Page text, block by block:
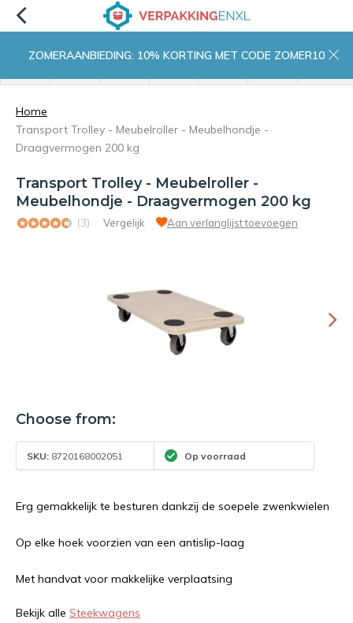
ZOMERAANBIEDING: 10% KORTING MET CODE ZOMER10
Home
Transport Trolley - Meubelroller - Meubelhondje -
Draagvermogen 200 kg
Transport Trolley - Meubelroller -
Meubelhondje - Draagvermogen 200 kg
(3) Vergelijk Aan verlanglijst toevoegen
Choose from:
SKU: 8720168002051 Op voorraad
Erg gemakkelijk te besturen dankzij de soepele zwenkwielen
Op elke hoek voorzien van een antislip-laag
Met handvat voor makkelijke verplaatsing
Bekijk alle Steekwagens